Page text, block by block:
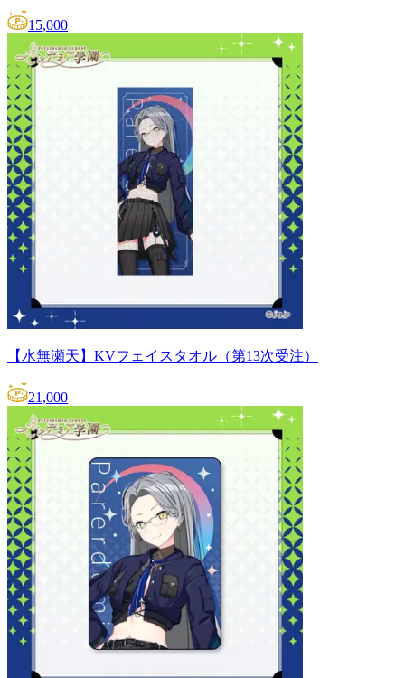
15,000
【水無瀬天】KVフェイスタオル（第13次受注）
21,000